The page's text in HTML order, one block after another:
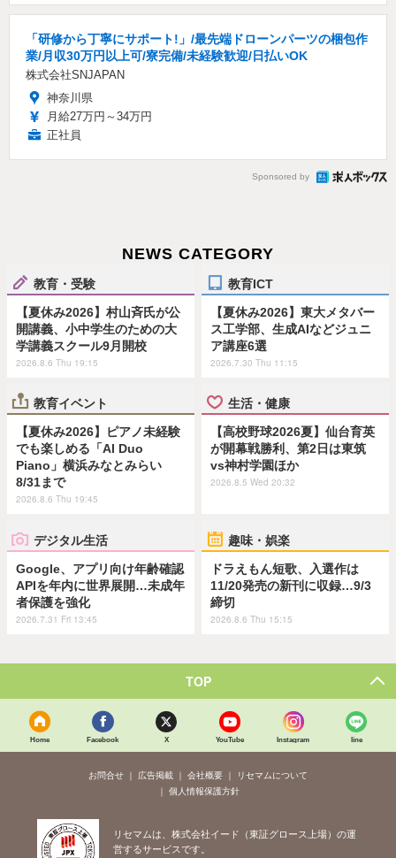
「研修から丁寧にサポート!」/最先端ドローンパーツの梱包作
業/月収30万円以上可/寮完備/未経験歓迎/日払いOK
株式会社SNJAPAN
神奈川県
月給27万円～34万円
正社員
Sponsored by
NEWS CATEGORY
教育・受験
【夏休み2026】村山斉氏が公
開講義、小中学生のための大
学講義スクール9月開校
2026.8.6 Thu 19:15
教育ICT
【夏休み2026】東大メタバー
ス工学部、生成AIなどジュニ
ア講座6選
2026.7.30 Thu 11:15
教育イベント
【夏休み2026】ピアノ未経験
でも楽しめる「AI Duo
Piano」横浜みなとみらい
8/31まで
2026.8.6 Thu 19:45
生活・健康
【高校野球2026夏】仙台育英
が開幕戦勝利、第2日は東筑
vs神村学園ほか
2026.8.5 Wed 20:32
デジタル生活
Google、アプリ向け年齢確認
APIを年内に世界展開…未成年
者保護を強化
2026.7.31 Fri 13:45
趣味・娯楽
ドラえもん短歌、入選作は
11/20発売の新刊に収録…9/3
締切
2026.8.6 Thu 15:15
TOP
Home Facebook X YouTube Instagram line
お問合せ 広告掲載 会社概要
リセマムについて
個人情報保護方針
リセマムは、株式会社イード（東証グロース上場）の運
営するサービスです。